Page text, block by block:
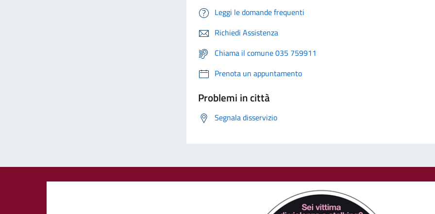
Leggi le domande frequenti
Richiedi Assistenza
Chiama il comune 035 759911
Prenota un appuntamento
Problemi in città
Segnala disservizio